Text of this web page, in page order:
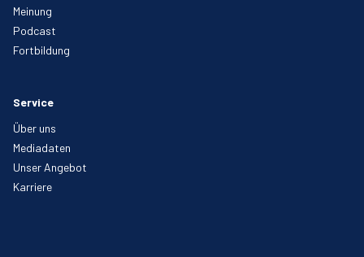
Meinung
Podcast
Fortbildung
Service
Über uns
Mediadaten
Unser Angebot
Karriere